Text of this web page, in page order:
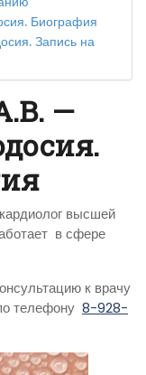
Биография
Запись на
—
высшей
в сфере
к врачу
телефону 8-928-